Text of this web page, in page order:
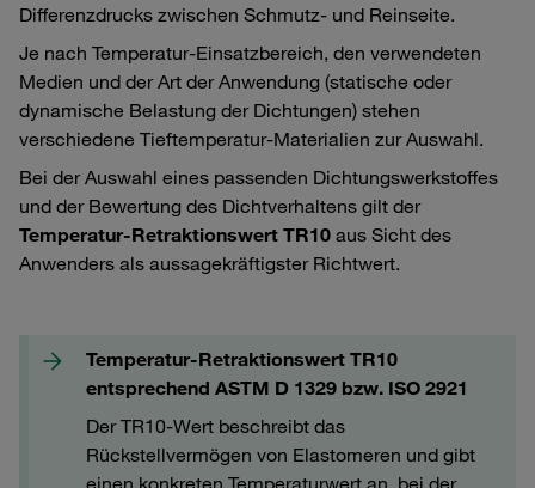
Differenzdrucks zwischen Schmutz- und Reinseite.
Je nach Temperatur-Einsatzbereich, den verwendeten
Medien und der Art der Anwendung (statische oder
dynamische Belastung der Dichtungen) stehen
verschiedene Tieftemperatur-Materialien zur Auswahl.
Bei der Auswahl eines passenden Dichtungswerkstoffes
und der Bewertung des Dichtverhaltens gilt der
Temperatur-Retraktionswert TR10 aus Sicht des
Anwenders als aussagekräftigster Richtwert.
Temperatur-Retraktionswert TR10
entsprechend ASTM D 1329 bzw. ISO 2921
Der TR10-Wert beschreibt das
Rückstellvermögen von Elastomeren und gibt